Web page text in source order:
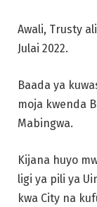
Awali, Trusty
Julai 2022.
Baada ya
moja kwenda
Mabingwa.
Kijana huyo
ligi ya pili ya
kwa City na